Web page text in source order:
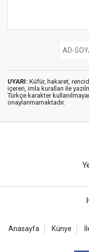
UYARI: Küfür, hakaret,
içeren, imla kuralları ile
Türkçe karakter
onaylanmamaktadır.
Anasayfa Künye